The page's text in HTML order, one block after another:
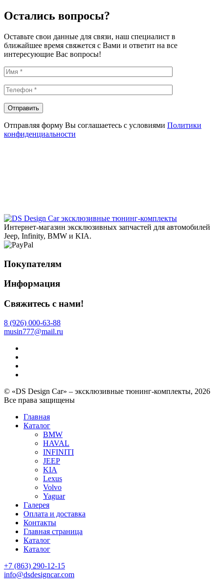
Остались вопросы?
Оставьте свои данные для связи, наш специалист в
ближайшее время свяжется с Вами и ответит на все
интересующие Вас вопросы!
Отправляя форму Вы соглашаетесь с условиями Политики
конфиденциальности
эксклюзивные тюнинг-комплекты
Интернет-магазин эксклюзивных запчастей для автомобилей
Jeep, Infinity, BMW и KIA.
Покупателям
Информация
Свяжитесь с нами!
8 (926) 000-63-88
musin777@mail.ru
© «DS Design Car» – эксклюзивные тюнинг-комплекты, 2026
Все права защищены
Главная
Каталог
BMW
HAVAL
INFINITI
JEEP
KIA
Lexus
Volvo
Yaguar
Галерея
Оплата и доставка
Контакты
Главная страница
Каталог
Каталог
+7 (863) 290-12-15
info@dsdesigncar.com